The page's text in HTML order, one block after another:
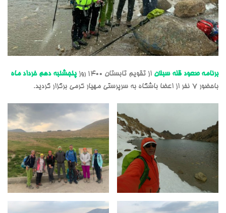
برنامه صعود قله سبلان از تقویم تابستان 1400 روز
پنجشنبه دهم خرداد ماه
باحضور 7 نفر از اعضا باشگاه به سرپرستی مهیار کرمی برگزار گردید.